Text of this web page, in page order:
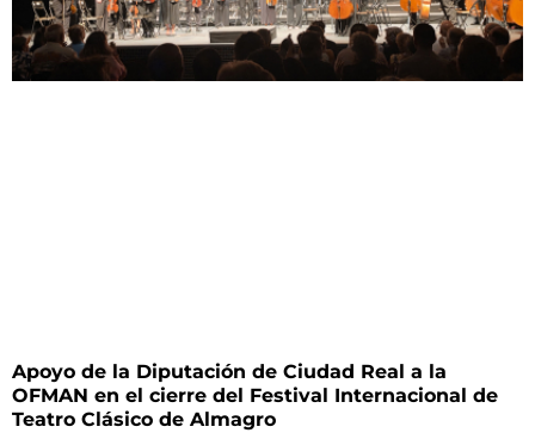
Apoyo de la Diputación de Ciudad Real a la
OFMAN en el cierre del Festival Internacional de
Teatro Clásico de Almagro